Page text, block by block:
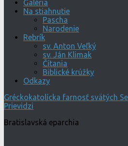
Galéria
Na stiahnutie
Pascha
Narodenie
Rebrík
sv. Anton Veľký
sv. Ján Klimak
Čítania
Biblické krúžky
Odkazy
Gréckokatolícka farnosť svätých
Prievidzi
Bratislavská eparchia